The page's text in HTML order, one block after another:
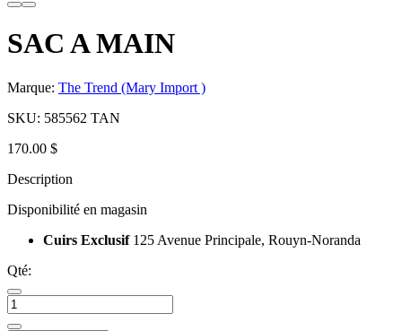
SAC A MAIN
Marque: The Trend (Mary Import )
SKU: 585562 TAN
170.00 $
Description
Disponibilité en magasin
Cuirs Exclusif 125 Avenue Principale, Rouyn-Noranda
Qté: